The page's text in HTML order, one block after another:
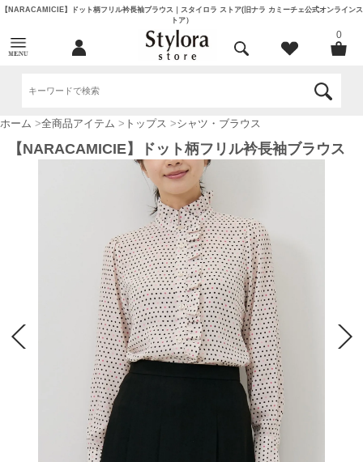
【NARACAMICIE】ドット柄フリル衿長袖ブラウス｜スタイロラ ストア(旧ナラ カミーチェ公式オンラインス
トア）
0
ホーム >全商品アイテム > トップス >シャツ・ブラウス
【NARACAMICIE】ドット柄フリル衿長袖ブラウス